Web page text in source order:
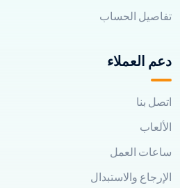
تفاصيل الحساب
دعم العملاء
اتصل بنا
الألعاب
ساعات العمل
الإرجاع والاستبدال